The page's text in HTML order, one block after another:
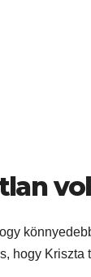
hogy Kriszta